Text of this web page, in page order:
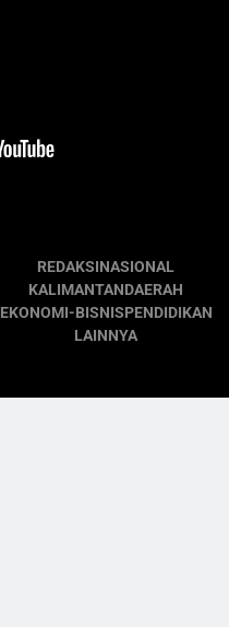
REDAKSINASIONAL
KALIMANTANDAERAH
EKONOMI-BISNISPENDIDIKAN
LAINNYA